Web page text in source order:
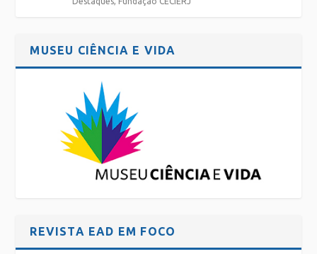
MUSEU CIÊNCIA E VIDA
REVISTA EAD EM FOCO